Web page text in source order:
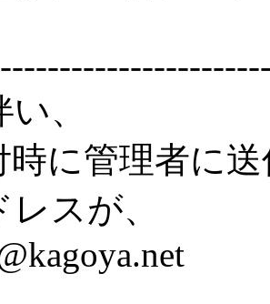
、
時に管理者に
スが、